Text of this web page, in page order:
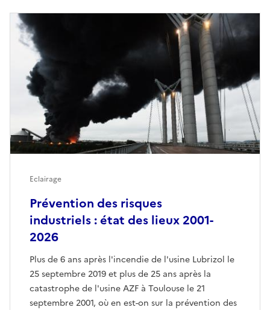
Prévention des risques
industriels : état des lieux 2001-
2026
Plus de 6 ans après l'incendie de l'usine Lubrizol le
25 septembre 2019 et plus de 25 ans après la
catastrophe de l'usine AZF à Toulouse le 21
septembre 2001, où en est-on sur la prévention des
Eclairage